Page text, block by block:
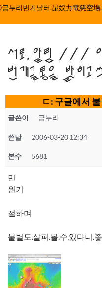
컨
서로.알림 /// 이
번개글통을 밝히고
ㄷ: 구글에서
글쓴이 금누리
쓴날 2006-03-20 12:34
본수 5681
민
원기
절하며
불별도.살펴.볼.수.있다니.